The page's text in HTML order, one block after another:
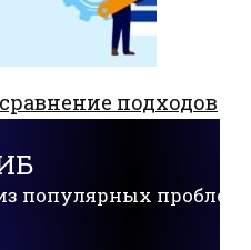
подходов
популярных проблем